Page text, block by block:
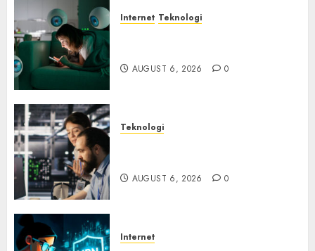
Internet Teknologi
AUGUST 6, 2026 0
Teknologi
AUGUST 6, 2026 0
Internet